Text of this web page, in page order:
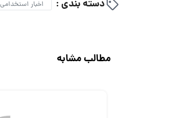
دسته بندی : اخبار استخدامی
مطالب مشابه